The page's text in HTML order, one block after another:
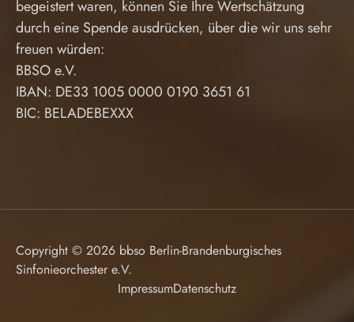
begeistert waren, können Sie Ihre Wertschätzung
durch eine Spende ausdrücken, über die wir uns sehr
freuen würden:
BBSO e.V.
IBAN: DE33 1005 0000 0190 3651 61
BIC: BELADEBEXXX
Copyright © 2026 bbso Berlin-Brandenburgisches
Sinfonieorchester e.V.
ImpressumDatenschutz